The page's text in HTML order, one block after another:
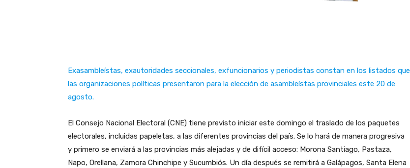
Exasambleístas, exautoridades seccionales, exfuncionarios y periodistas constan en los listados que
las organizaciones políticas presentaron para la elección de asambleístas provinciales este 20 de
agosto.
El Consejo Nacional Electoral (CNE) tiene previsto iniciar este domingo el traslado de los paquetes
electorales, incluidas papeletas, a las diferentes provincias del país. Se lo hará de manera progresiva
y primero se enviará a las provincias más alejadas y de difícil acceso: Morona Santiago, Pastaza,
Napo, Orellana, Zamora Chinchipe y Sucumbiós. Un día después se remitirá a Galápagos, Santa Elena